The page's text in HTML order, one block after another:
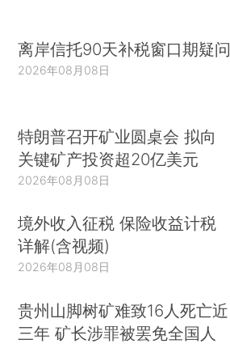
离岸信托90天补税窗口期疑问
2026年08月08日
特朗普召开矿业圆桌会 拟向
关键矿产投资超20亿美元
2026年08月08日
境外收入征税 保险收益计税
详解(含视频)
2026年08月08日
贵州山脚树矿难致16人死亡近
三年 矿长涉罪被罢免全国人